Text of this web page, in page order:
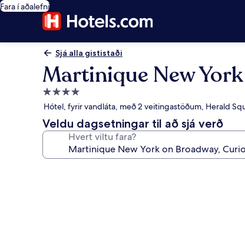
Fara í aðalefni
Sjá alla gististaði
Martinique New
4.0
stjörnu
gististaður
Hótel, fyrir vandláta, með 2 veitingastöðum, Herald
Veldu dagsetningar til að sjá verð
Hvert viltu fara?